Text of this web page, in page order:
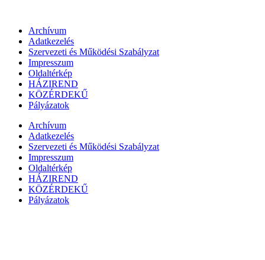
Archívum
Adatkezelés
Szervezeti és Működési Szabályzat
Impresszum
Oldaltérkép
HÁZIREND
KÖZÉRDEKŰ
Pályázatok
Archívum
Adatkezelés
Szervezeti és Működési Szabályzat
Impresszum
Oldaltérkép
HÁZIREND
KÖZÉRDEKŰ
Pályázatok